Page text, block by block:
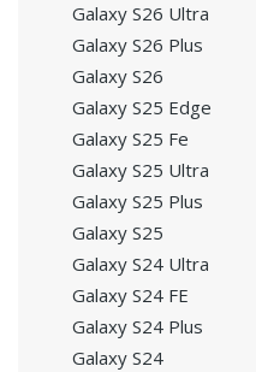
Galaxy S26 Ultra
Galaxy S26 Plus
Galaxy S26
Galaxy S25 Edge
Galaxy S25 Fe
Galaxy S25 Ultra
Galaxy S25 Plus
Galaxy S25
Galaxy S24 Ultra
Galaxy S24 FE
Galaxy S24 Plus
Galaxy S24